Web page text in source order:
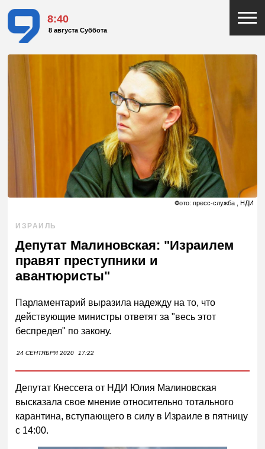
8:40
8 августа Суббота
Фото: пресс-служба , НДИ
ИЗРАИЛЬ
Депутат Малиновская: "Израилем
правят преступники и
авантюристы"
Парламентарий выразила надежду на то, что
действующие министры ответят за "весь этот
беспредел" по закону.
24 СЕНТЯБРЯ 2020 17:22
Депутат Кнессета от НДИ Юлия Малиновская
высказала свое мнение относительно тотального
карантина, вступающего в силу в Израиле в пятницу
с 14:00.